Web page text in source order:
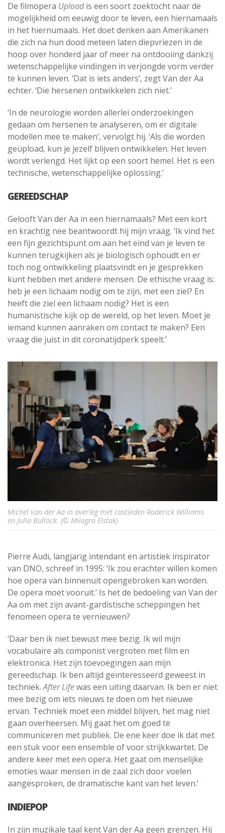
De filmopera Uploadis een soort zoektocht naar de
mogelijkheid om eeuwig door te leven, een hiernamaals
in het hiernumaals. Het doet denken aan Amerikanen
die zich na hun dood meteen laten diepvriezen in de
hoop over honderd jaar of meer na ontdooiing dankzij
wetenschappelijke vindingen in verjongde vorm verder
te kunnen leven. ‘Dat is iets anders’, zegt Van der Aa
echter. ‘Die hersenen ontwikkelen zich niet.’
‘In de neurologie worden allerlei onderzoekingen
gedaan om hersenen te analyseren, om er digitale
modellen mee te maken’, vervolgt hij. ‘Als die worden
geüpload, kun je jezelf blijven ontwikkelen. Het leven
wordt verlengd. Het lijkt op een soort hemel. Het is een
technische, wetenschappelijke oplossing.’
GEREEDSCHAP
Gelooft Van der Aa in een hiernamaals? Met een kort
en krachtig nee beantwoordt hij mijn vraag. ‘Ik vind het
een fijn gezichtspunt om aan het eind van je leven te
kunnen terugkijken als je biologisch ophoudt en er
toch nog ontwikkeling plaatsvindt en je gesprekken
kunt hebben met andere mensen. De ethische vraag is:
heb je een lichaam nodig om te zijn, met een ziel? En
heeft die ziel een lichaam nodig? Het is een
humanistische kijk op de wereld, op het leven. Moet je
iemand kunnen aanraken om contact te maken? Een
vraag die juist in dit coronatijdperk speelt.’
Michel van der Aa in overleg met castleden Roderick Williams
en Julia Bullock. (© Milagro Elstak)
Pierre Audi, langjarig intendant en artistiek inspirator
van DNO, schreef in 1995: ‘Ik zou erachter willen komen
hoe opera van binnenuit opengebroken kan worden.
De opera moet vooruit.’ Is het de bedoeling van Van der
Aa om met zijn avant-gardistische scheppingen het
fenomeen opera te vernieuwen?
‘Daar ben ik niet bewust mee bezig. Ik wil mijn
vocabulaire als componist vergroten met film en
elektronica. Het zijn toevoegingen aan mijn
gereedschap. Ik ben altijd geïnteresseerd geweest in
techniek.After Lifewas een uiting daarvan. Ik ben er niet
mee bezig om iets nieuws te doen om het nieuwe
ervan. Techniek moet een middel blijven, het mag niet
gaan overheersen. Mij gaat het om goed te
communiceren met publiek. De ene keer doe ik dat met
een stuk voor een ensemble of voor strijkkwartet. De
andere keer met een opera. Het gaat om menselijke
emoties waar mensen in de zaal zich door voelen
aangesproken, de dramatische kant van het leven.’
INDIEPOP
In zijn muzikale taal kent Van der Aa geen grenzen. Hij